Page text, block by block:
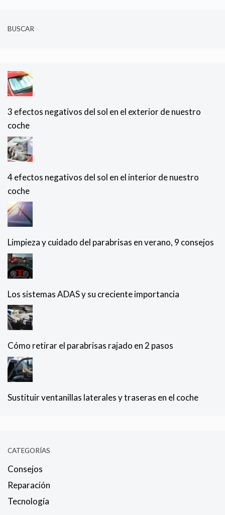
BUSCAR
3 efectos negativos del sol en el exterior de nuestro
coche
4 efectos negativos del sol en el interior de nuestro
coche
Limpieza y cuidado del parabrisas en verano, 9 consejos
Los sistemas ADAS y su creciente importancia
Cómo retirar el parabrisas rajado en 2 pasos
Sustituir ventanillas laterales y traseras en el coche
CATEGORÍAS
Consejos
Reparación
Tecnología